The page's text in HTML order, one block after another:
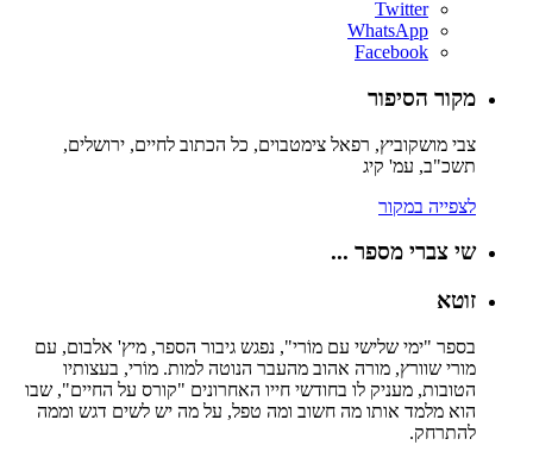
Twitter
WhatsApp
Facebook
מקור הסיפור
צבי מושקוביץ, רפאל צימטבוים, כל הכתוב לחיים, ירושלים,
תשכ"ב, עמ' קיג
לצפייה במקור
שי צברי מספר ...
זוטא
בספר "ימי שלישי עם מוֹרי", נפגש גיבור הספר, מיץ' אלבום, עם
מורי שוורץ, מורה אהוב מהעבר הנוטה למות. מוֹרי, בעצותיו
הטובות, מעניק לו בחודשי חייו האחרונים "קורס על החיים", שבו
הוא מלמד אותו מה חשוב ומה טפל, על מה יש לשים דגש וממה
להתרחק.